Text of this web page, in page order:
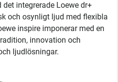
integrerade Loewe dr+
och osynligt ljud med flexibla
inspire imponerar med en
innovation och
ljudlösningar.